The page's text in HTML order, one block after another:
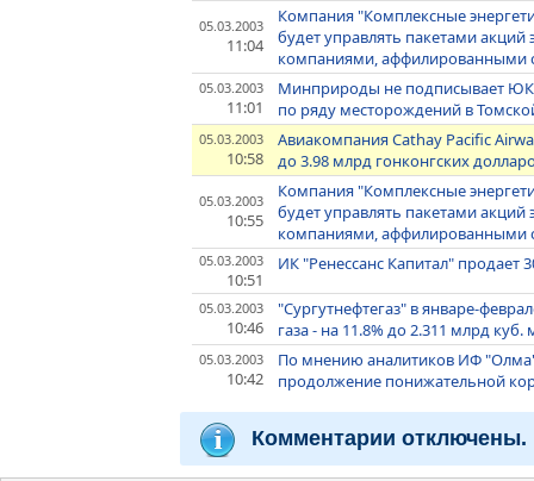
05.03.2003
11:04
Компания "Комплексные
будет управлять пакетами
компаниями, аффилированными
05.03.2003
11:01
Минприроды не подписывает
по ряду месторождений в
05.03.2003
10:58
Авиакомпания Cathay Pacific
до 3.98 млрд гонконгских
05.03.2003
10:55
Компания "Комплексные
будет управлять пакетами
компаниями, аффилированными
05.03.2003
10:51
ИК "Ренессанс Капитал" продает
05.03.2003
10:46
"Сургутнефтегаз" в январе-
газа - на 11.8% до 2.311 млрд куб.
05.03.2003
10:42
По мнению аналитиков ИФ
продолжение понижательной
Комментарии отключены.